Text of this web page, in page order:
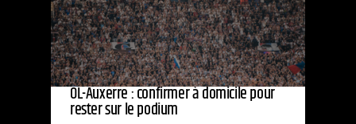
OL-Auxerre : confirmer à domicile pour
rester sur le podium